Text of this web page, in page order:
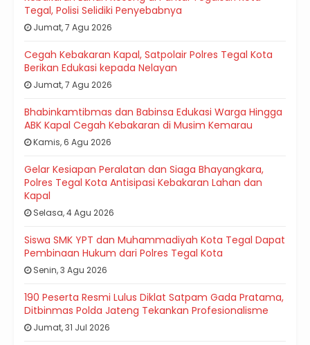
Tegal, Polisi Selidiki Penyebabnya
Jumat, 7 Agu 2026
Cegah Kebakaran Kapal, Satpolair Polres Tegal Kota
Berikan Edukasi kepada Nelayan
Jumat, 7 Agu 2026
Bhabinkamtibmas dan Babinsa Edukasi Warga Hingga
ABK Kapal Cegah Kebakaran di Musim Kemarau
Kamis, 6 Agu 2026
Gelar Kesiapan Peralatan dan Siaga Bhayangkara,
Polres Tegal Kota Antisipasi Kebakaran Lahan dan
Kapal
Selasa, 4 Agu 2026
Siswa SMK YPT dan Muhammadiyah Kota Tegal Dapat
Pembinaan Hukum dari Polres Tegal Kota
Senin, 3 Agu 2026
190 Peserta Resmi Lulus Diklat Satpam Gada Pratama,
Ditbinmas Polda Jateng Tekankan Profesionalisme
Jumat, 31 Jul 2026